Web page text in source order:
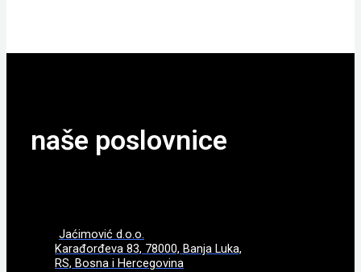
naše poslovnice
Jaćimović d.o.o.
Karađorđeva 83, 78000, Banja Luka,
RS, Bosna i Hercegovina